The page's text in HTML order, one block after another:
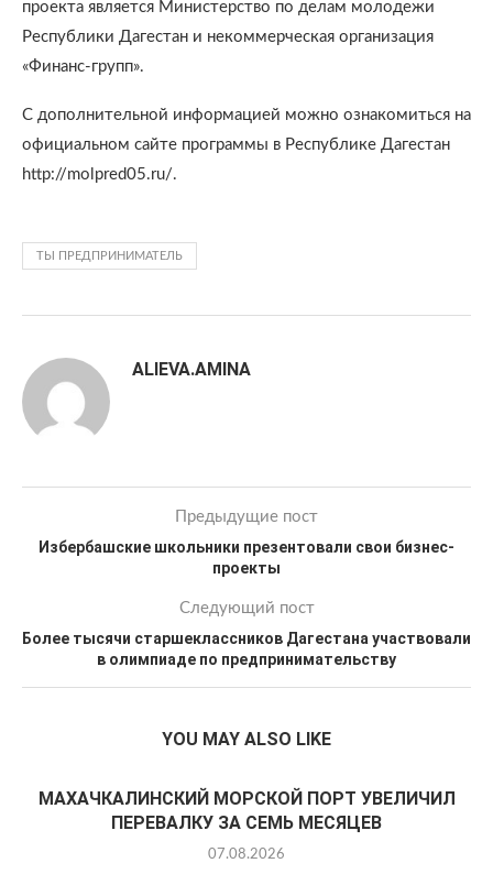
проекта является Министерство по делам молодежи
Республики Дагестан и некоммерческая организация
«Финанс-групп».
С дополнительной информацией можно ознакомиться на
официальном сайте программы в Республике Дагестан
http://molpred05.ru/.
ТЫ ПРЕДПРИНИМАТЕЛЬ
ALIEVA.AMINA
Предыдущие пост
Избербашские школьники презентовали свои бизнес-
проекты
Следующий пост
Более тысячи старшеклассников Дагестана участвовали
в олимпиаде по предпринимательству
YOU MAY ALSO LIKE
МАХАЧКАЛИНСКИЙ МОРСКОЙ ПОРТ УВЕЛИЧИЛ
ПЕРЕВАЛКУ ЗА СЕМЬ МЕСЯЦЕВ
07.08.2026